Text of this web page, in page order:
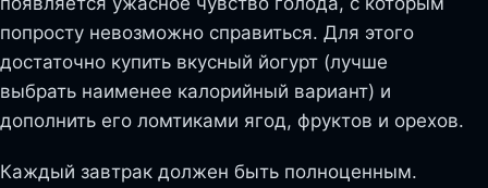
попросту невозможно справиться. Для этого
достаточно купить вкусный йогурт (лучше
выбрать наименее калорийный вариант) и
дополнить его ломтиками ягод, фруктов и орехов.
Каждый завтрак должен быть полноценным.